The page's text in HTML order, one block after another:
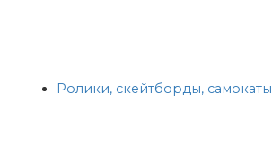
Ролики, скейтборды, самокаты